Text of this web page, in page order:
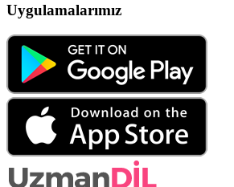
Uygulamalarımız